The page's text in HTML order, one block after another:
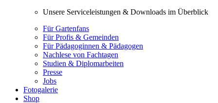
Unsere Serviceleistungen & Downloads im Überblick
Für Gartenfans
Für Profis & Gemeinden
Für Pädagoginnen & Pädagogen
Nachlese von Fachtagen
Studien & Diplomarbeiten
Presse
Jobs
Fotogalerie
Shop